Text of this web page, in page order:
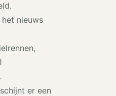
nieuws
er een